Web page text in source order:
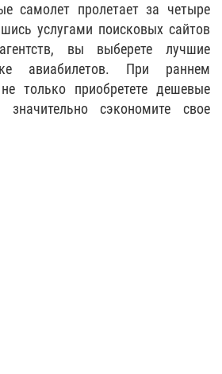
самолет пролетает за четыре
услугами поисковых сайтов
вы выберете лучшие
авиабилетов. При раннем
только приобретете дешевые
сэкономите свое